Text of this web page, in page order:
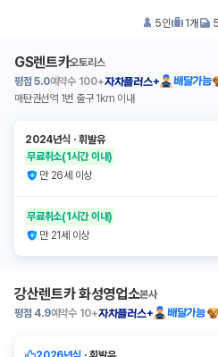
5인 1개
GS렌트카오토리스
평점 5.0예약수 100+자차플러스+ 배달가능
매탄권선역 1번 출구 1km 이내
2024년식 ㆍ휘발유
무료취소(1시간 이내)
만 26세 이상
무료취소(1시간 이내)
만 21세 이상
강산렌트카 화성영업소본사
평점 4.9예약수 10+자차플러스+ 배달가능